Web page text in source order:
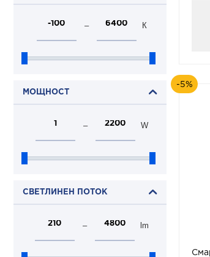
– К
МОЩНОСТ
– W
СВЕТЛИНЕН ПОТОК
– lm
-5%